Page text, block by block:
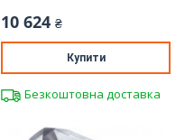
10 624 ₴
Купити
Безкоштовна доставка